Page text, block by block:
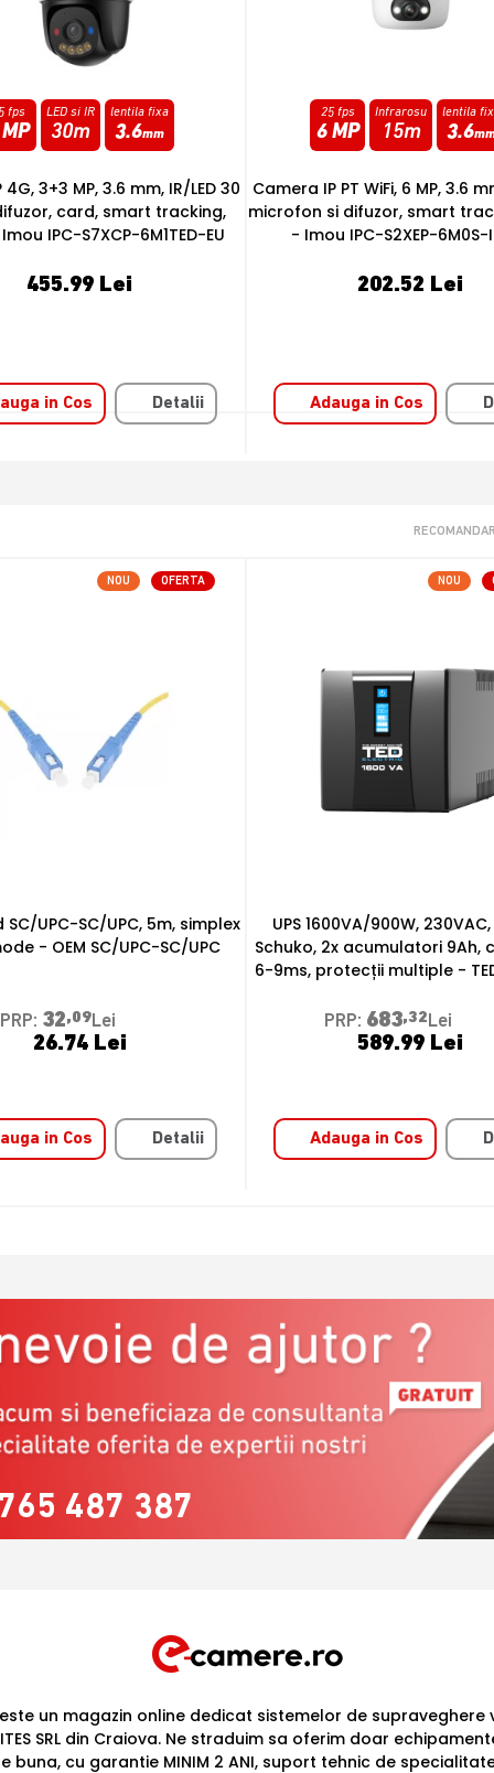
fps Infrarosu
15m
lentila fixa
3.6mm
WiFi, 6 MP, 3.6 mm, IR 15 m,
difuzor, smart tracking, card
IPC-S2XEP-6M0S-IMOU
202.52 Lei
in Cos Detalii
15 fps
8 MP
Infrarosu
10m
lentila
3.6
Camera IP PT Wi-Fi 6, 8MP,
mic, difuzor, auto tracking,
apelare, card - Imou IPC-
197.81 Lei
Adauga in Cos
RECOMANDARI
OFERTA
NOU
900W, 230VAC, 4 prize
acumulatori 9Ah, comutare
PRP:683,32Lei
589.99 Lei
in Cos Detalii
NOU
Display Digital Signage Tactil
UHD cu HDMI 2.1, Android 11
LDV55-PAI400TL
PRP:12850,78Lei
10708.98 Lei
Adauga in Cos
487 387
un magazin online dedicat sistemelor de supraveghere
SRL din Craiova. Ne straduim sa oferim doar
cu garantie MINIM 2 ANI, suport tehnic de specialitate